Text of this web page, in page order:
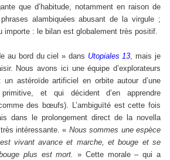
que d’habitude, notamment en raison de
alambiquées abusant de la virgule ;
importe : le bilan est globalement très positif.
au bord du ciel » dans Utopiales 13, mais je
Nous avons ici une équipe d’explorateurs
un astéroïde artificiel en orbite autour d’une
primitive, et qui décident d’en apprendre
des bœufs). L’ambiguïté est cette fois
dans le prolongement direct de la novella
intéressante. « Nous sommes une espèce
vivant avance et marche, et bouge et se
plus est mort. » Cette morale – qui a